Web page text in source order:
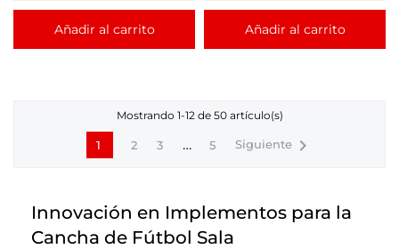
Añadir al carrito Añadir al carrito
Mostrando 1-12 de 50 artículo(s)
1 2 3 … 5 Siguiente
Innovación en Implementos para la
Cancha de Fútbol Sala